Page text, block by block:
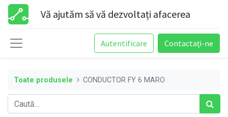
Vă ajutăm să vă dezvoltați afacerea
Autentificare Contactați-ne
Toate produsele CONDUCTOR FY 6 MARO